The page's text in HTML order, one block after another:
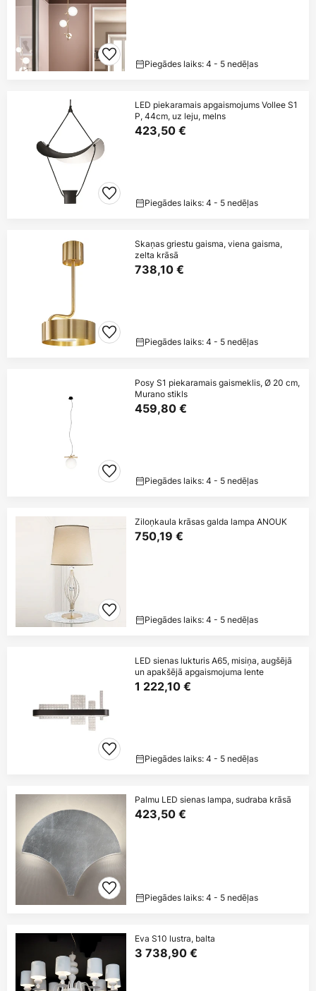
Piegādes laiks: 4 - 5 nedēļas
LED piekaramais apgaismojums Vollee S1
P, 44cm, uz leju, melns
423,50 €
Piegādes laiks: 4 - 5 nedēļas
Skaņas griestu gaisma, viena gaisma,
zelta krāsā
738,10 €
Piegādes laiks: 4 - 5 nedēļas
Posy S1 piekaramais gaismeklis, Ø 20 cm,
Murano stikls
459,80 €
Piegādes laiks: 4 - 5 nedēļas
Ziloņkaula krāsas galda lampa ANOUK
750,19 €
Piegādes laiks: 4 - 5 nedēļas
LED sienas lukturis A65, misiņa, augšējā
un apakšējā apgaismojuma lente
1 222,10 €
Piegādes laiks: 4 - 5 nedēļas
Palmu LED sienas lampa, sudraba krāsā
423,50 €
Piegādes laiks: 4 - 5 nedēļas
Eva S10 lustra, balta
3 738,90 €